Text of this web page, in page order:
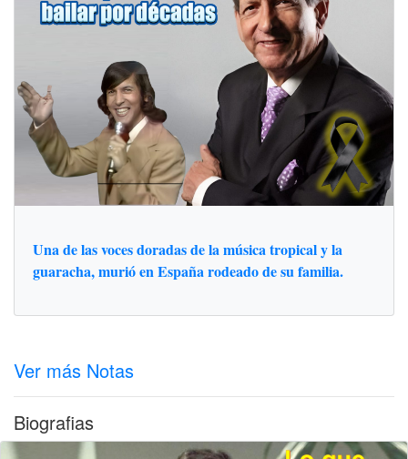
Una de las voces doradas de la música tropical y la
guaracha, murió en España rodeado de su familia.
Ver más Notas
Biografias